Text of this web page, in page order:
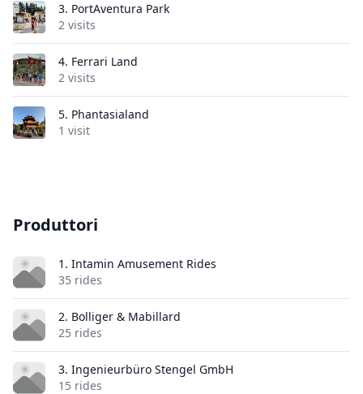
3. PortAventura Park
2 visits
4. Ferrari Land
2 visits
5. Phantasialand
1 visit
Produttori
1. Intamin Amusement Rides
35 rides
2. Bolliger & Mabillard
25 rides
3. Ingenieurbüro Stengel GmbH
15 rides